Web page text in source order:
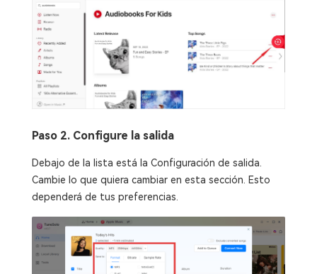
Paso 2. Configure la salida
Debajo de la lista está la Configuración de salida.
Cambie lo que quiera cambiar en esta sección. Esto
dependerá de tus preferencias.